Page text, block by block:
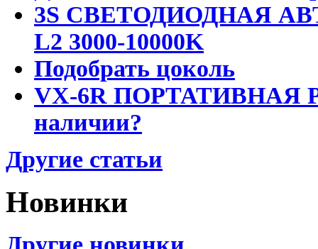
3S СВЕТОДИОДНАЯ
L2 3000-10000K
Подобрать цоколь
VX-6R ПОРТАТИВНАЯ
наличии?
Другие статьи
Новинки